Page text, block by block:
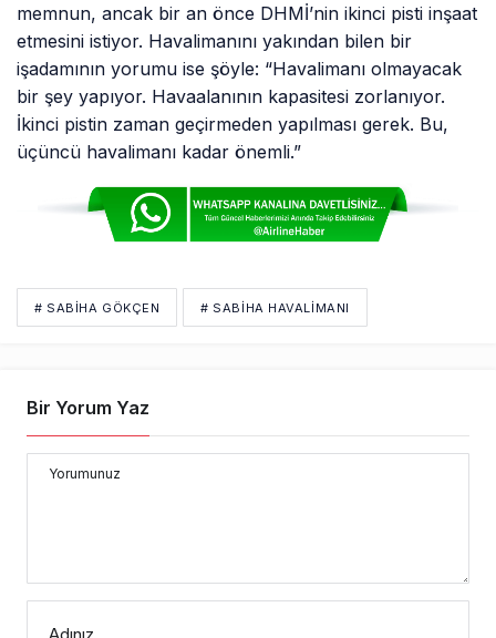
memnun, ancak bir an önce DHMİ’nin ikinci pisti inşaat
etmesini istiyor. Havalimanını yakından bilen bir
işadamının yorumu ise şöyle: “Havalimanı olmayacak
bir şey yapıyor. Havaalanının kapasitesi zorlanıyor.
İkinci pistin zaman geçirmeden yapılması gerek. Bu,
üçüncü havalimanı kadar önemli.”
# SABIHA GÖKÇEN # SABIHA HAVALIMANI
Bir Yorum Yaz
Yorumunuz
Adınız